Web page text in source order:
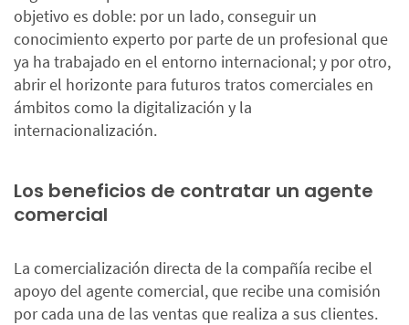
objetivo es doble: por un lado, conseguir un
conocimiento experto por parte de un profesional que
ya ha trabajado en el entorno internacional; y por otro,
abrir el horizonte para futuros tratos comerciales en
ámbitos como la digitalización y la
internacionalización.
Los beneficios de contratar un agente
comercial
La comercialización directa de la compañía recibe el
apoyo del agente comercial, que recibe una comisión
por cada una de las ventas que realiza a sus clientes.